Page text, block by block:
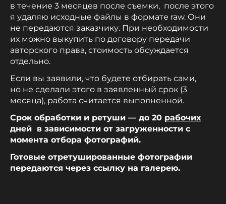
в течение 3 месяцев после съемки, после этого
я удаляю исходные файлы в формате raw. Они
не передаются заказчику. При необходимости
их можно выкупить по договору передачи
авторского права, стоимость обсуждается
отдельно.
Если вы заявили, что будете отбирать сами,
но не сделали этого в заявленный срок (3
месяца), работа считается выполненной.
Срок обработки и ретуши — до 20 рабочих
дней в зависимости от загруженности c
момента отбора фотографий.
Готовые отретушированные фотографии
передаются через ссылку на галерею.